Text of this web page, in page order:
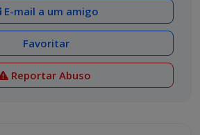
E-mail a um amigo
Favoritar
Reportar Abuso